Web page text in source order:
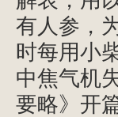
有人参，
时每用小
中焦气机
要略》开